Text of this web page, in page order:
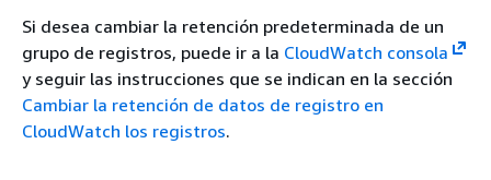
Si desea cambiar la retención predeterminada de un
grupo de registros, puede ir a la CloudWatch consola
y seguir las instrucciones que se indican en la sección
Cambiar la retención de datos de registro en
CloudWatch los registros.